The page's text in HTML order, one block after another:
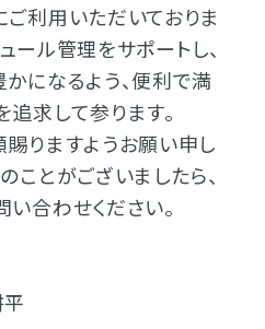
利用いただいておりま
ール管理をサポートし、
になるよう、便利で満
求して参ります。
りますようお願い申し
ことがございましたら、
合わせください。